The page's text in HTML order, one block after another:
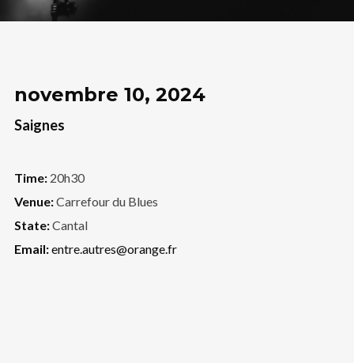
novembre 10, 2024
Saignes
Time:20h30
Venue:Carrefour du Blues
State:Cantal
Email:entre.autres@orange.fr